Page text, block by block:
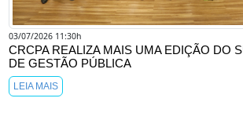
03/07/2026 11:30h
CRCPA REALIZA MAIS UMA EDIÇÃO DO
DE GESTÃO PÚBLICA
LEIA MAIS